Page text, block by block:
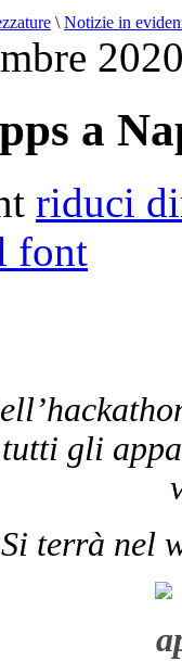
\ Notizie in
a
riduci
font
gli
Si terrà nel